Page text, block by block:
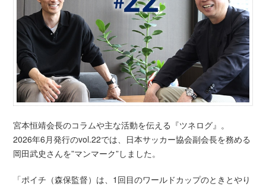
宮本恒靖会長のコラムや主な活動を伝える『ツネログ』。
2026年6月発行のvol.22では、日本サッカー協会副会長を務める
岡田武史さんを”マンマーク”しました。
「ポイチ（森保監督）は、1回目のワールドカップのときとやり